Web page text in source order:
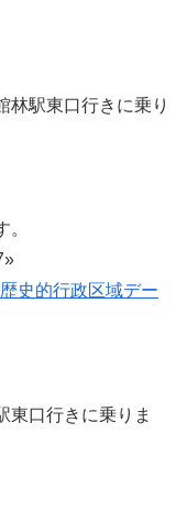
林駅東口行きに乗り
史的行政区域デー
東口行きに乗りま